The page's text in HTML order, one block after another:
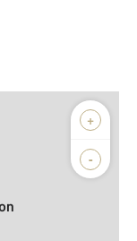
+
-
Biens vendus